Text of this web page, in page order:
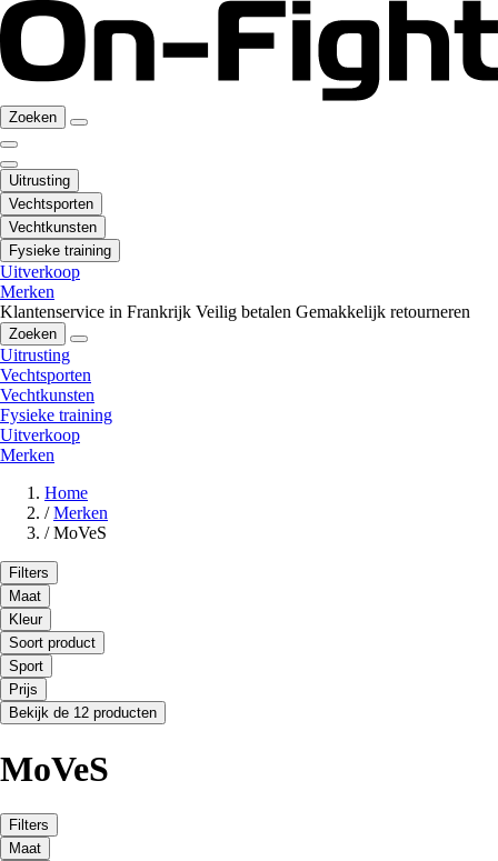
Zoeken
Uitrusting
Vechtsporten
Vechtkunsten
Fysieke training
Uitverkoop
Merken
Klantenservice in Frankrijk Veilig betalen Gemakkelijk retourneren
Zoeken
Uitrusting
Vechtsporten
Vechtkunsten
Fysieke training
Uitverkoop
Merken
Home
/ Merken
/ MoVeS
Filters
Maat
Kleur
Soort product
Sport
Prijs
Bekijk de 12 producten
MoVeS
Filters
Maat